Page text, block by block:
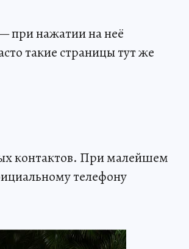
при нажатии на неё
такие страницы тут же
контактов. При малейшем
телефону